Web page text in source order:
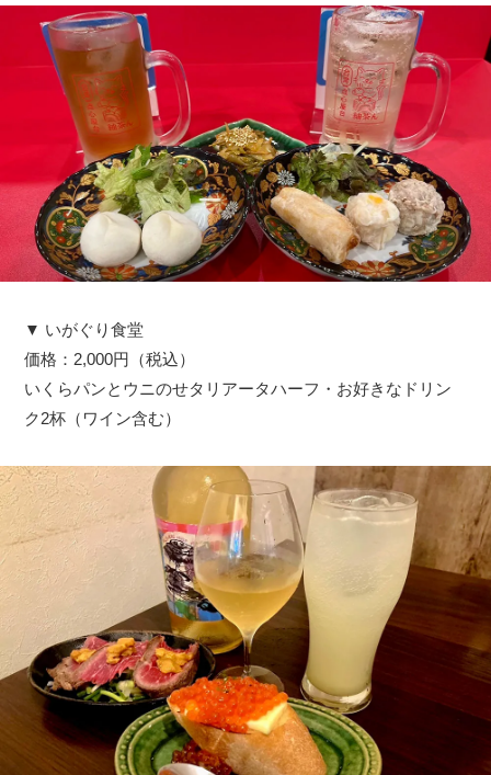
▼ いがぐり食堂
価格：2,000円（税込）
いくらパンとウニのせタリアータハーフ・お好きなドリン
ク2杯（ワイン含む）